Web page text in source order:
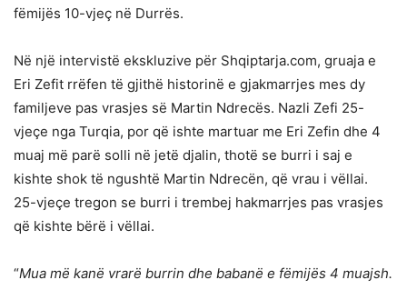
fëmijës 10-vjeç në Durrës.
Në një intervistë ekskluzive për Shqiptarja.com, gruaja e
Eri Zefit rrëfen të gjithë historinë e gjakmarrjes mes dy
familjeve pas vrasjes së Martin Ndrecës. Nazli Zefi 25-
vjeçe nga Turqia, por që ishte martuar me Eri Zefin dhe 4
muaj më parë solli në jetë djalin, thotë se burri i saj e
kishte shok të ngushtë Martin Ndrecën, që vrau i vëllai.
25-vjeçe tregon se burri i trembej hakmarrjes pas vrasjes
që kishte bërë i vëllai.
“Mua më kanë vrarë burrin dhe babanë e fëmijës 4 muajsh.